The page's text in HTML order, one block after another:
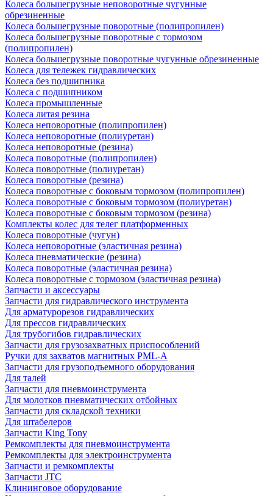
Колеса большегрузные неповоротные чугунные
обрезиненные
Колеса большегрузные поворотные (полипропилен)
Колеса большегрузные поворотные с тормозом
(полипропилен)
Колеса большегрузные поворотные чугунные обрезиненные
Колеса для тележек гидравлических
Колеса без подшипника
Колеса с подшипником
Колеса промышленные
Колеса литая резина
Колеса неповоротные (полипропилен)
Колеса неповоротные (полиуретан)
Колеса неповоротные (резина)
Колеса поворотные (полипропилен)
Колеса поворотные (полиуретан)
Колеса поворотные (резина)
Колеса поворотные c боковым тормозом (полипропилен)
Колеса поворотные c боковым тормозом (полиуретан)
Колеса поворотные c боковым тормозом (резина)
Комплекты колес для телег платформенных
Колеса поворотные (чугун)
Колеса неповоротные (эластичная резина)
Колеса пневматические (резина)
Колеса поворотные (эластичная резина)
Колеса поворотные c тормозом (эластичная резина)
Запчасти и аксессуары
Запчасти для гидравлического инструмента
Для арматурорезов гидравлических
Для прессов гидравлических
Для трубогибов гидравлических
Запчасти для грузозахватных приспособлений
Ручки для захватов магнитных PML-A
Запчасти для грузоподъемного оборудования
Для талей
Запчасти для пневмоинструмента
Для молотков пневматических отбойных
Запчасти для складской техники
Для штабелеров
Запчасти King Tony
Ремкомплекты для пневмоинструмента
Ремкомплекты для электроинструмента
Запчасти и ремкомплекты
Запчасти JTC
Клининговое оборудование